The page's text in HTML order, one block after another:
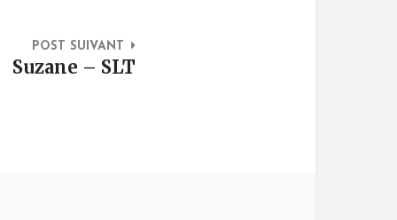
POST SUIVANT
Suzane – SLT